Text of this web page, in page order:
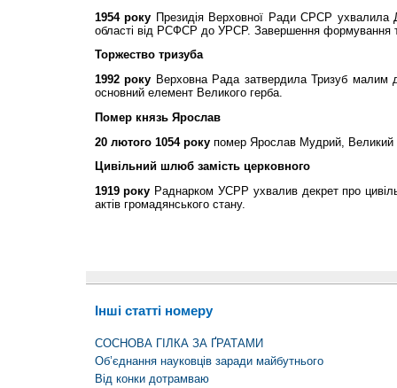
1954 року Президія Верховної Ради СРСР ухвалила
області від РСФСР до УРСР. Завершення формування
Торжество тризуба
1992 року Верховна Рада затвердила Тризуб малим
основний елемент Великого герба.
Помер князь Ярослав
20 лютого 1054 рокупомер Ярослав Мудрий, Великий
Цивільний шлюб замість церковного
1919 року Раднарком УСРР ухвалив декрет про
актів громадянського стану.
Інші статті номеру
СОСНОВА ГІЛКА ЗА ҐРАТАМИ
Об’єднання науковців заради майбутнього
Від конки дотрамваю